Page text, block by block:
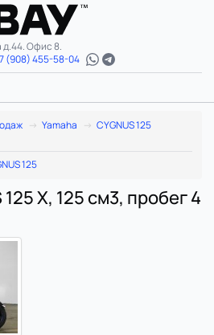
д.44. Офис 8.
(908) 455-58-04
Yamaha
CYGNUS 125
125
125 X, 125 см3, пробег 4